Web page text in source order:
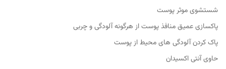
شستشوی موثر پوست
پاکسازی عمیق منافذ پوست از هرگونه آلودگی و چربی
پاک کردن آلودگی های محیط از پوست
حاوی آنتی اکسیدان